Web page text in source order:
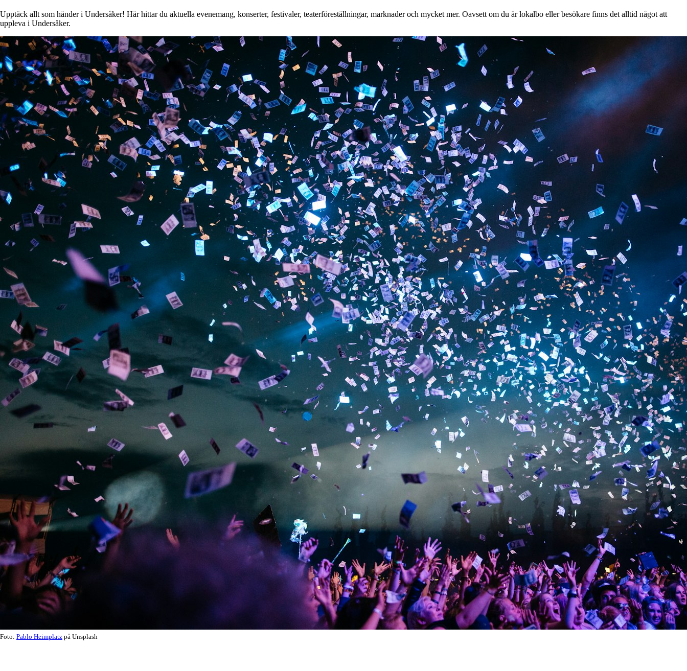
Upptäck allt som händer i Undersåker! Här hittar du aktuella evenemang, konserter, festivaler, teaterföreställningar, marknader och mycket mer. Oavsett om du är lokalbo eller besökare finns det alltid något att
uppleva i Undersåker.
Foto: Pablo Heimplatz på Unsplash